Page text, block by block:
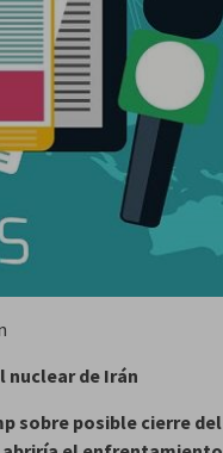
nuclear de Irán
sobre posible cierre del